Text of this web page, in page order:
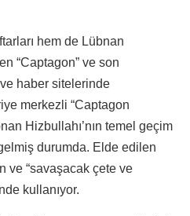
hem de Lübnan
“Captagon” ve son
haber sitelerinde
merkezli “Captagon
Hizbullahı’nın temel geçim
durumda. Elde edilen
ve “savaşacak çete ve
kullanıyor.